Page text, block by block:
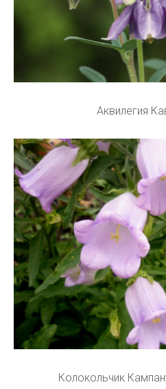
Аквилегия
Колокольчик